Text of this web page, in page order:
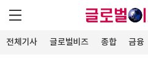
전체기사 글로벌비즈 종합 금융